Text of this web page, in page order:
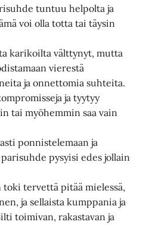
tuntuu helpolta ja
voi olla totta tai täysin
karikoilta välttynyt, mutta
vierestä
ja onnettomia suhteita.
ja tyytyy
tai myöhemmin saa vain
ponnistelemaan ja
pysyisi edes jollain
toki tervettä pitää mielessä,
ja sellaista kumppania ja
toimivan, rakastavan ja